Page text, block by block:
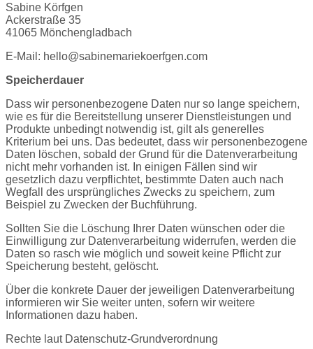
Sabine Körfgen
Ackerstraße 35
41065 Mönchengladbach
E-Mail: hello@sabinemariekoerfgen.com
Speicherdauer
Dass wir personenbezogene Daten nur so lange speichern,
wie es für die Bereitstellung unserer Dienstleistungen und
Produkte unbedingt notwendig ist, gilt als generelles
Kriterium bei uns. Das bedeutet, dass wir personenbezogene
Daten löschen, sobald der Grund für die Datenverarbeitung
nicht mehr vorhanden ist. In einigen Fällen sind wir
gesetzlich dazu verpflichtet, bestimmte Daten auch nach
Wegfall des ursprüngliches Zwecks zu speichern, zum
Beispiel zu Zwecken der Buchführung.
Sollten Sie die Löschung Ihrer Daten wünschen oder die
Einwilligung zur Datenverarbeitung widerrufen, werden die
Daten so rasch wie möglich und soweit keine Pflicht zur
Speicherung besteht, gelöscht.
Über die konkrete Dauer der jeweiligen Datenverarbeitung
informieren wir Sie weiter unten, sofern wir weitere
Informationen dazu haben.
Rechte laut Datenschutz-Grundverordnung